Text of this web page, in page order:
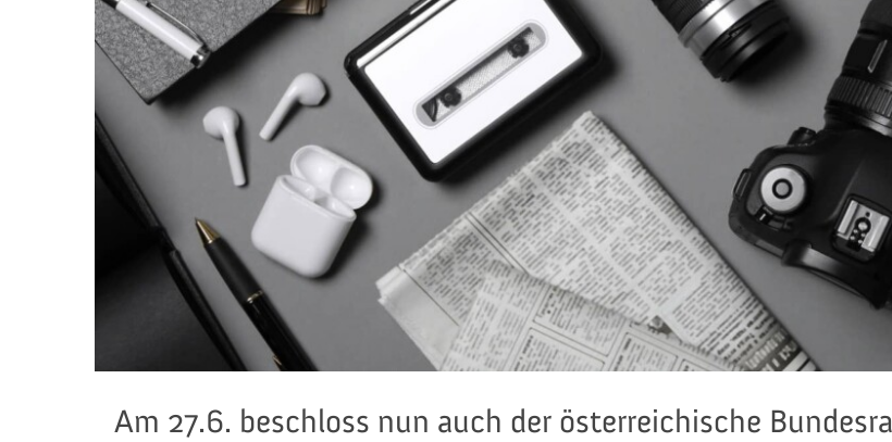
Am 27.6. beschloss nun auch der österreichische